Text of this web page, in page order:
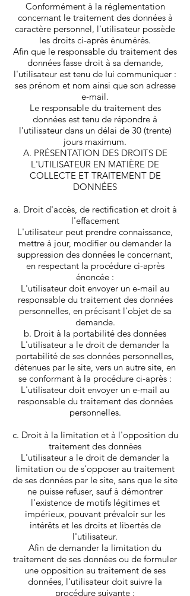
Conformément à la réglementation
concernant le traitement des données à
caractère personnel, l'utilisateur possède
les droits ci-après énumérés.
Afin que le responsable du traitement des
données fasse droit à sa demande,
l'utilisateur est tenu de lui communiquer :
ses prénom et nom ainsi que son adresse
e-mail.
Le responsable du traitement des
données est tenu de répondre à
l'utilisateur dans un délai de 30 (trente)
jours maximum.
A. PRÉSENTATION DES DROITS DE
L'UTILISATEUR EN MATIÈRE DE
COLLECTE ET TRAITEMENT DE
DONNÉES
a. Droit d'accès, de rectification et droit à
l'effacement
L'utilisateur peut prendre connaissance,
mettre à jour, modifier ou demander la
suppression des données le concernant,
en respectant la procédure ci-après
énoncée :
L'utilisateur doit envoyer un e-mail au
responsable du traitement des données
personnelles, en précisant l'objet de sa
demande.
b. Droit à la portabilité des données
L'utilisateur a le droit de demander la
portabilité de ses données personnelles,
détenues par le site, vers un autre site, en
se conformant à la procédure ci-après :
L'utilisateur doit envoyer un e-mail au
responsable du traitement des données
personnelles.
c. Droit à la limitation et à l'opposition du
traitement des données
L'utilisateur a le droit de demander la
limitation ou de s'opposer au traitement
de ses données par le site, sans que le site
ne puisse refuser, sauf à démontrer
l'existence de motifs légitimes et
impérieux, pouvant prévaloir sur les
intérêts et les droits et libertés de
l'utilisateur.
Afin de demander la limitation du
traitement de ses données ou de formuler
une opposition au traitement de ses
données, l'utilisateur doit suivre la
procédure suivante :